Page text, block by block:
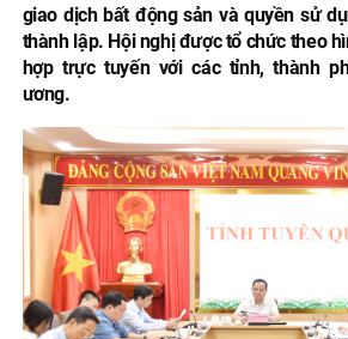
giao dịch bất động sản và quyền sử
thành lập. Hội nghị được tổ chức theo
hợp trực tuyến với các tỉnh, thành
ương.